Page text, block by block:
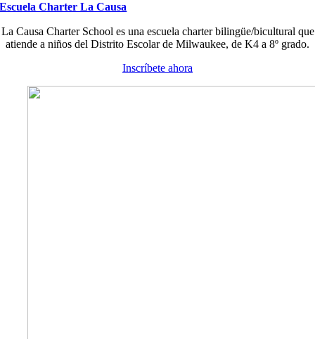
Escuela Charter La Causa
La Causa Charter School es una escuela charter bilingüe/bicultural que
atiende a niños del Distrito Escolar de Milwaukee, de K4 a 8º grado.
Inscríbete ahora